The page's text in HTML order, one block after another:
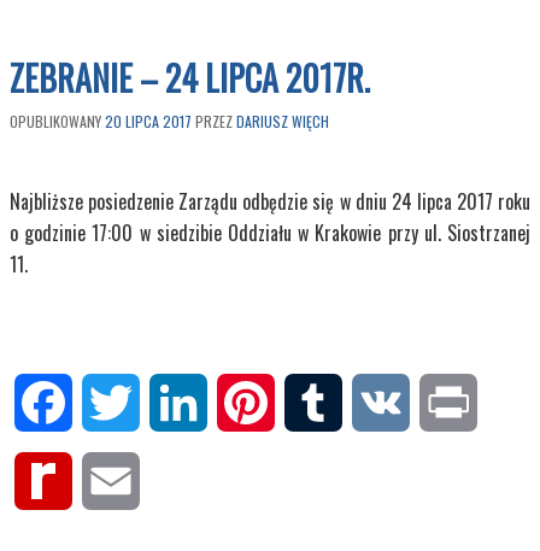
ZEBRANIE – 24 LIPCA 2017R.
OPUBLIKOWANY20 LIPCA 2017 PRZEZDARIUSZ WIĘCH
Najbliższe posiedzenie Zarządu odbędzie się w dniu 24 lipca 2017 roku
o godzinie 17:00 w siedzibie Oddziału w Krakowie przy ul. Siostrzanej
11.
Facebook Twitter LinkedIn Pinterest Tumblr VK
Rediff